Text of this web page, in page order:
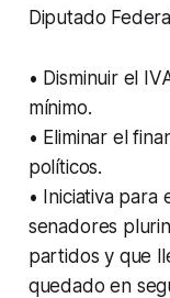
Diputado
• Disminuir el
mínimo.
• Eliminar el
políticos.
• Iniciativa para
senadores
partidos y que
quedado en